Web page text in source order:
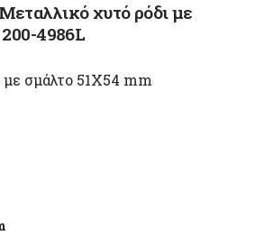
χυτό ρόδι με
4986L
σμάλτο 51X54 mm